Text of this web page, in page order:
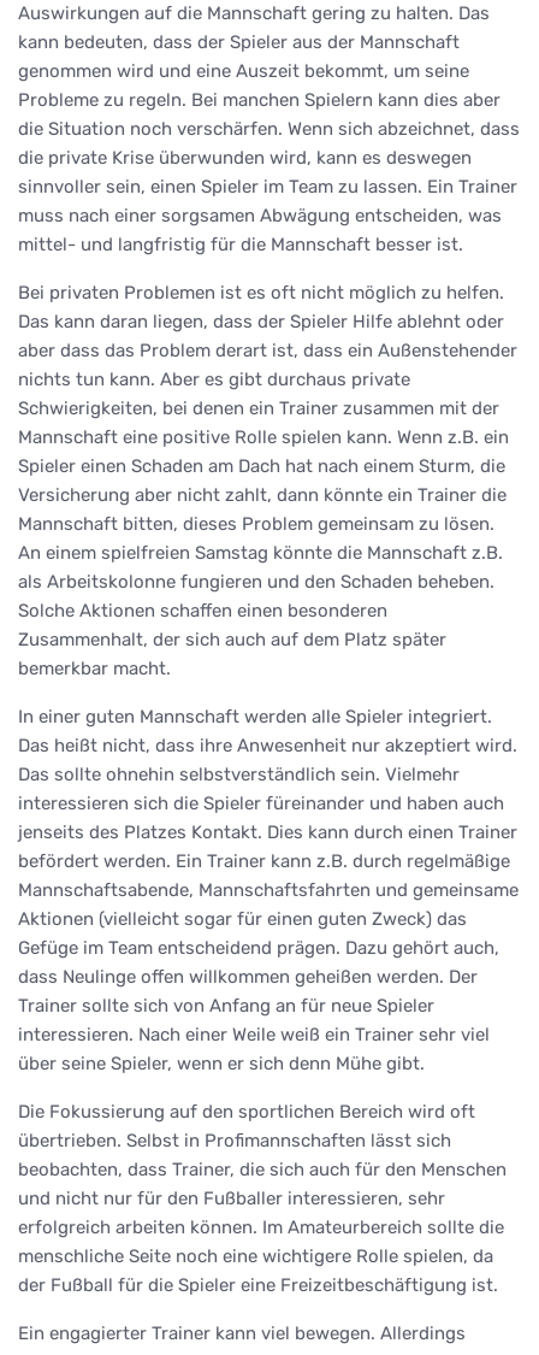
Auswirkungen auf die Mannschaft gering zu halten. Das
kann bedeuten, dass der Spieler aus der Mannschaft
genommen wird und eine Auszeit bekommt, um seine
Probleme zu regeln. Bei manchen Spielern kann dies aber
die Situation noch verschärfen. Wenn sich abzeichnet, dass
die private Krise überwunden wird, kann es deswegen
sinnvoller sein, einen Spieler im Team zu lassen. Ein Trainer
muss nach einer sorgsamen Abwägung entscheiden, was
mittel- und langfristig für die Mannschaft besser ist.
Bei privaten Problemen ist es oft nicht möglich zu helfen.
Das kann daran liegen, dass der Spieler Hilfe ablehnt oder
aber dass das Problem derart ist, dass ein Außenstehender
nichts tun kann. Aber es gibt durchaus private
Schwierigkeiten, bei denen ein Trainer zusammen mit der
Mannschaft eine positive Rolle spielen kann. Wenn z.B. ein
Spieler einen Schaden am Dach hat nach einem Sturm, die
Versicherung aber nicht zahlt, dann könnte ein Trainer die
Mannschaft bitten, dieses Problem gemeinsam zu lösen.
An einem spielfreien Samstag könnte die Mannschaft z.B.
als Arbeitskolonne fungieren und den Schaden beheben.
Solche Aktionen schaffen einen besonderen
Zusammenhalt, der sich auch auf dem Platz später
bemerkbar macht.
In einer guten Mannschaft werden alle Spieler integriert.
Das heißt nicht, dass ihre Anwesenheit nur akzeptiert wird.
Das sollte ohnehin selbstverständlich sein. Vielmehr
interessieren sich die Spieler füreinander und haben auch
jenseits des Platzes Kontakt. Dies kann durch einen Trainer
befördert werden. Ein Trainer kann z.B. durch regelmäßige
Mannschaftsabende, Mannschaftsfahrten und gemeinsame
Aktionen (vielleicht sogar für einen guten Zweck) das
Gefüge im Team entscheidend prägen. Dazu gehört auch,
dass Neulinge offen willkommen geheißen werden. Der
Trainer sollte sich von Anfang an für neue Spieler
interessieren. Nach einer Weile weiß ein Trainer sehr viel
über seine Spieler, wenn er sich denn Mühe gibt.
Die Fokussierung auf den sportlichen Bereich wird oft
übertrieben. Selbst in Profimannschaften lässt sich
beobachten, dass Trainer, die sich auch für den Menschen
und nicht nur für den Fußballer interessieren, sehr
erfolgreich arbeiten können. Im Amateurbereich sollte die
menschliche Seite noch eine wichtigere Rolle spielen, da
der Fußball für die Spieler eine Freizeitbeschäftigung ist.
Ein engagierter Trainer kann viel bewegen. Allerdings